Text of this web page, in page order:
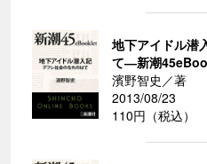
地下アイドル
て―新潮
濱野智史／著
2013/08/23
110円（税込）